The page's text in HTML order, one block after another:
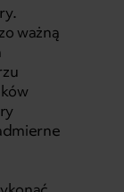
ważną